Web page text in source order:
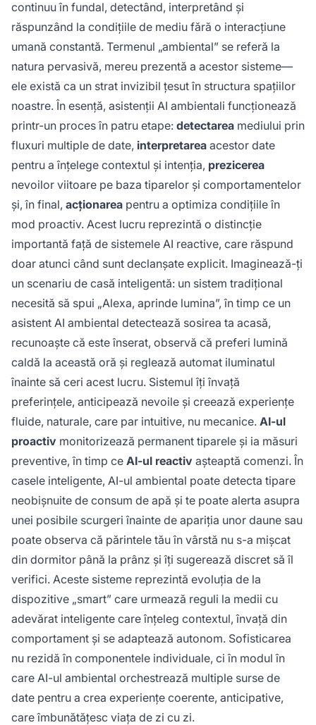
continuu în fundal, detectând, interpretând și
răspunzând la condițiile de mediu fără o interacțiune
umană constantă. Termenul „ambiental” se referă la
natura pervasivă, mereu prezentă a acestor sisteme—
ele există ca un strat invizibil țesut în structura spațiilor
noastre. În esență, asistenții AI ambientali funcționează
printr-un proces în patru etape: detectarea mediului prin
fluxuri multiple de date, interpretarea acestor date
pentru a înțelege contextul și intenția, prezicerea
nevoilor viitoare pe baza tiparelor și comportamentelor
și, în final, acționarea pentru a optimiza condițiile în
mod proactiv. Acest lucru reprezintă o distincție
importantă față de sistemele AI reactive, care răspund
doar atunci când sunt declanșate explicit. Imaginează-ți
un scenariu de casă inteligentă: un sistem tradițional
necesită să spui „Alexa, aprinde lumina”, în timp ce un
asistent AI ambiental detectează sosirea ta acasă,
recunoaște că este înserat, observă că preferi lumină
caldă la această oră și reglează automat iluminatul
înainte să ceri acest lucru. Sistemul îți învață
preferințele, anticipează nevoile și creează experiențe
fluide, naturale, care par intuitive, nu mecanice. AI-ul
proactiv monitorizează permanent tiparele și ia măsuri
preventive, în timp ce AI-ul reactiv așteaptă comenzi. În
casele inteligente, AI-ul ambiental poate detecta tipare
neobișnuite de consum de apă și te poate alerta asupra
unei posibile scurgeri înainte de apariția unor daune sau
poate observa că părintele tău în vârstă nu s-a mișcat
din dormitor până la prânz și îți sugerează discret să îl
verifici. Aceste sisteme reprezintă evoluția de la
dispozitive „smart” care urmează reguli la medii cu
adevărat inteligente care înțeleg contextul, învață din
comportament și se adaptează autonom. Sofisticarea
nu rezidă în componentele individuale, ci în modul în
care AI-ul ambiental orchestrează multiple surse de
date pentru a crea experiențe coerente, anticipative,
care îmbunătățesc viața de zi cu zi.